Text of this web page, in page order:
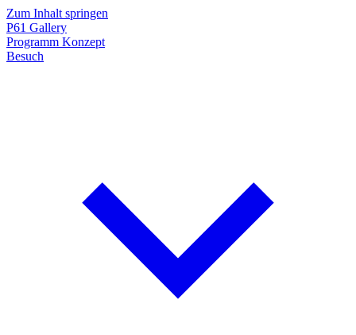
Zum Inhalt springen
P61 Gallery
Programm Konzept
Besuch